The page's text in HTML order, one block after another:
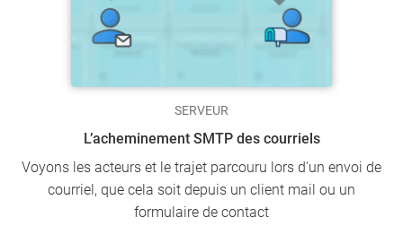
SERVEUR
L’acheminement SMTP des courriels
Voyons les acteurs et le trajet parcouru lors d'un envoi de
courriel, que cela soit depuis un client mail ou un
formulaire de contact